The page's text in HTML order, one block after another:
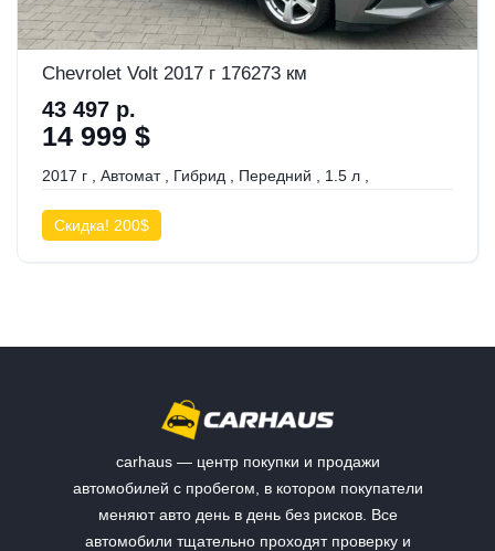
Chevrolet Volt 2017 г 176273 км
43 497 р.
14 999 $
2017 г Автомат Гибрид Передний 1.5 л
Скидка! 200$
carhaus — центр покупки и продажи
автомобилей с пробегом, в котором покупатели
меняют авто день в день без рисков. Все
автомобили тщательно проходят проверку и